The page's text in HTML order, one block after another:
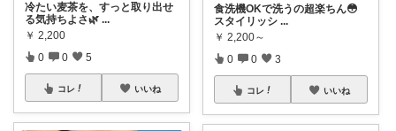
冷たい麦茶を、すっと取り出せ
る気持ちよさ🌿 ...
￥ 2,200
0 0 5
コレ いいね
​食洗機OKで洗うの超楽ちん😳
スタイリッシ ...
￥ 2,200～
0 0 3
コレ いいね